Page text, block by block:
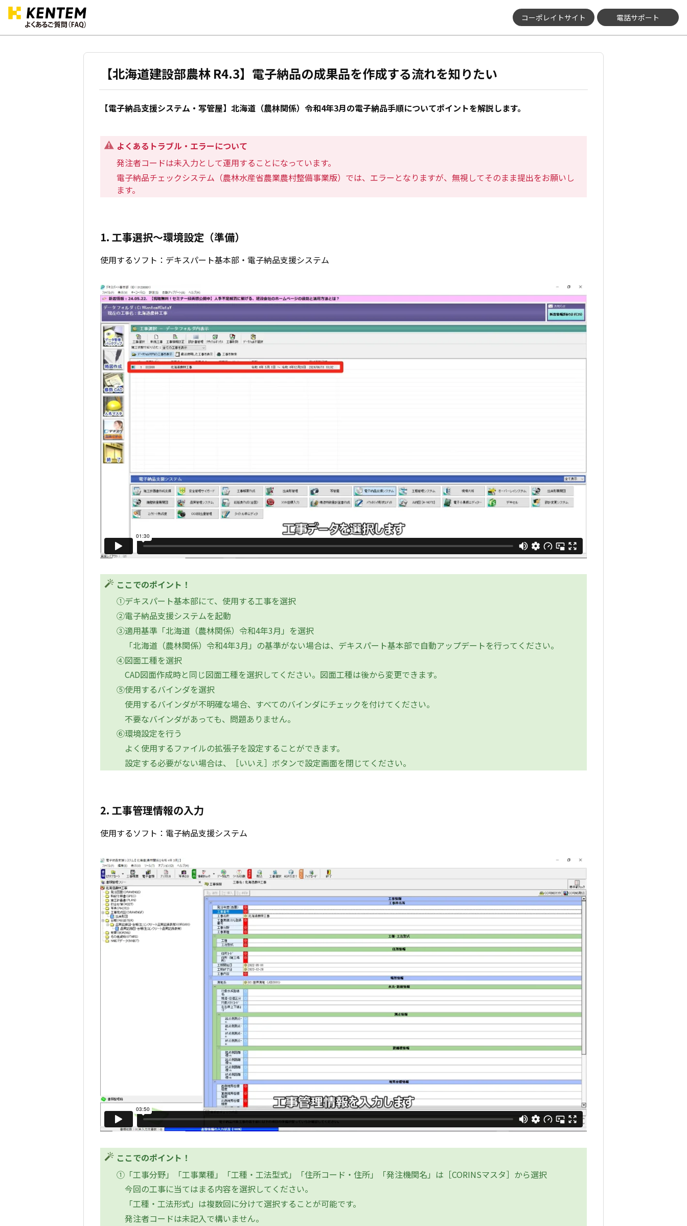
コーポレイトサイト 電話サポート
【北海道建設部農林 R4.3】電子納品の成果品を作成する流れを知りたい
【電子納品支援システム・写管屋】北海道（農林関係）令和4年3月の電子納品手順についてポイントを解説します。
よくあるトラブル・エラーについて
発注者コードは未入力として運用することになっています。
電子納品チェックシステム（農林水産省農業農村整備事業版）では、エラーとなりますが、無視してそのまま提出をお願いし
ます。
1. 工事選択～環境設定（準備）
使用するソフト：デキスパート基本部・電子納品支援システム
ここでのポイント！
①デキスパート基本部にて、使用する工事を選択
②電子納品支援システムを起動
③適用基準「北海道（農林関係）令和4年3月」を選択
「北海道（農林関係）令和4年3月」の基準がない場合は、デキスパート基本部で自動アップデートを行ってください。
④図面工種を選択
CAD図面作成時と同じ図面工種を選択してください。図面工種は後から変更できます。
⑤使用するバインダを選択
使用するバインダが不明確な場合、すべてのバインダにチェックを付けてください。
不要なバインダがあっても、問題ありません。
⑥環境設定を行う
よく使用するファイルの拡張子を設定することができます。
設定する必要がない場合は、［いいえ］ボタンで設定画面を閉じてください。
2. 工事管理情報の入力
使用するソフト：電子納品支援システム
ここでのポイント！
①「工事分野」「工事業種」「工種・工法型式」「住所コード・住所」「発注機関名」は［CORINSマスタ］から選択
今回の工事に当てはまる内容を選択してください。
「工種・工法形式」は複数回に分けて選択することが可能です。
発注者コードは未記入で構いません。